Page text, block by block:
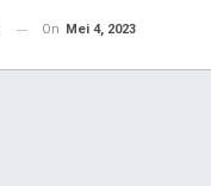
On Mei 4, 2023